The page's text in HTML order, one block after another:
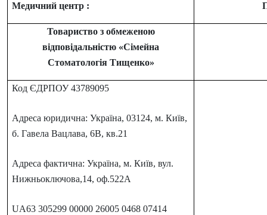
Медичний центр :
Товариство з обмеженою
відповідальністю «Сімейна
Стоматологія Тищенко»
Код ЄДРПОУ 43789095
Адреса юридична: Україна, 03124, м. Київ,
б. Гавела Вацлава, 6В, кв.21
Адреса фактична: Україна, м. Київ, вул.
Нижньоключова,14, оф.522А
UA63 305299 00000 26005 0468 07414